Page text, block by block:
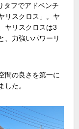
タフでアドベンチ
リスクロス」。ヤ
ヤリスクロスは3
、力強いパワーリ
間の良さを第一に
した。